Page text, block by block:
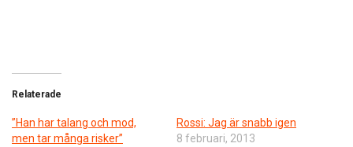
Relaterade
”Han har talang och mod,
men tar många risker”
Rossi: Jag är snabb igen
8 februari, 2013